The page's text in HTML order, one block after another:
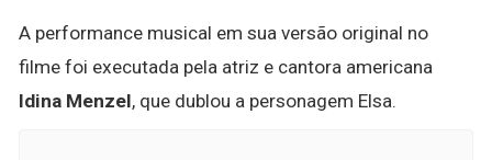
A performance musical em sua versão original no
filme foi executada pela atriz e cantora americana
Idina Menzel, que dublou a personagem Elsa.